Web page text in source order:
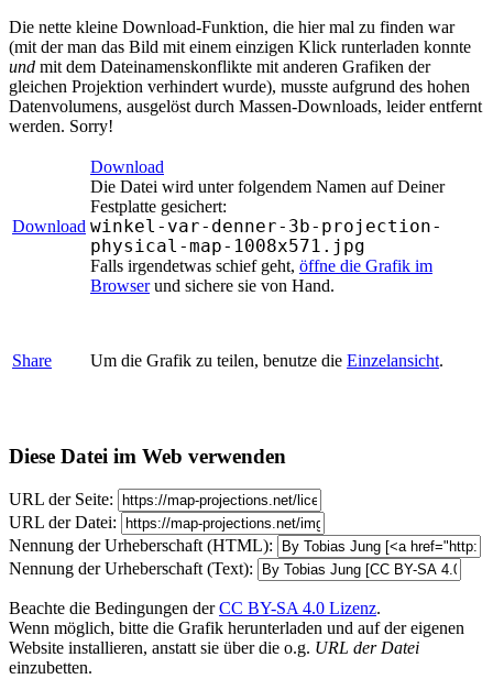
Die nette kleine Download-Funktion, die hier mal zu finden war
(mit der man das Bild mit einem einzigen Klick runterladen konnte
und mit dem Dateinamenskonflikte mit anderen Grafiken der
gleichen Projektion verhindert wurde), musste aufgrund des hohen
Datenvolumens, ausgelöst durch Massen-Downloads, leider entfernt
werden. Sorry!
Download
Download
Die Datei wird unter folgendem Namen auf Deiner
Festplatte gesichert:
winkel-var-denner-3b-projection-
physical-map-1008x571.jpg
Falls irgendetwas schief geht, öffne die Grafik im
Browserund sichere sie von Hand.
Share Um die Grafik zu teilen, benutze die Einzelansicht.
Diese Datei im Web verwenden
URL der Seite:
URL der Datei:
Nennung der Urheberschaft (HTML):
Nennung der Urheberschaft (Text):
Beachte die Bedingungen derCC BY-SA 4.0 Lizenz.
Wenn möglich, bitte die Grafik herunterladen und auf der eigenen
Website installieren, anstatt sie über die o.g. URL der Datei
einzubetten.